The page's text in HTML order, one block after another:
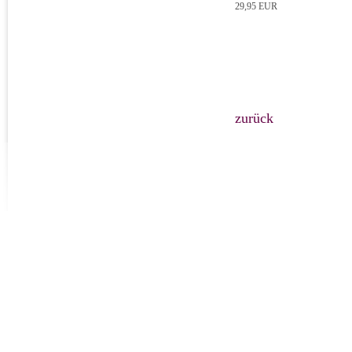
29,95 EUR
zurück